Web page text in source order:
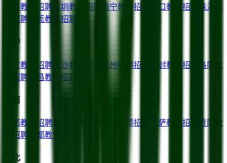
教师招聘 深圳 教师招聘 南宁教师招聘 海口教师招聘 珠海
教
师招聘
东莞教师招聘
华中
武汉教师招聘 长沙教师招聘 郑州教师招聘 开封教师招聘 洛阳
教
师招聘
宜昌教师招聘
西南
成都教师招聘 教师招聘 拉萨教师招聘 贵阳
教
师招聘
昌都教师招聘
西北